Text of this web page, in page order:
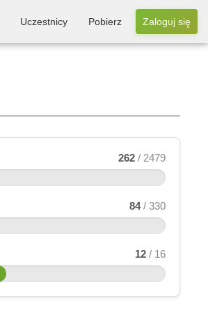
Uczestnicy Pobierz Zaloguj się
262 / 2479
84 / 330
12 / 16